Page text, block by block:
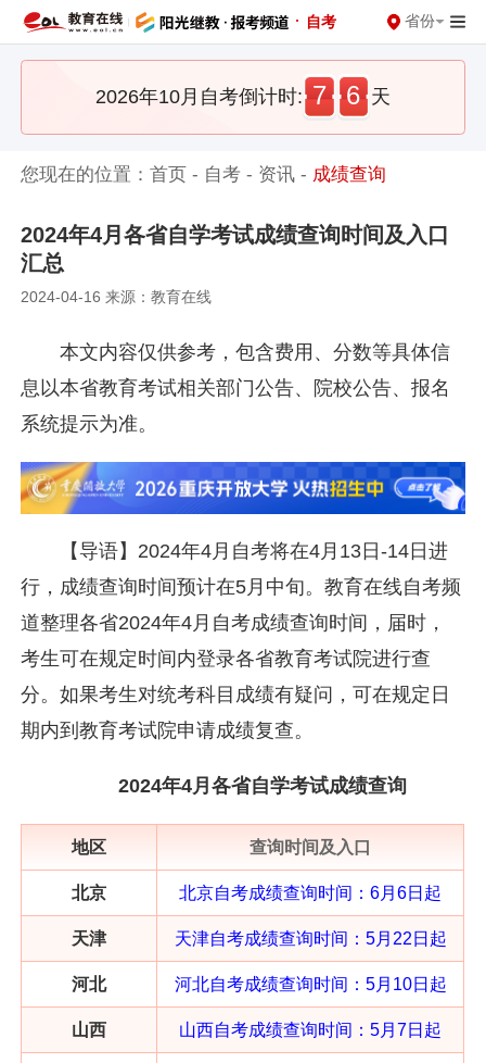
· 自考 省份
2026年10月自考倒计时: 7 6 天
您现在的位置：首页 - 自考 - 资讯 - 成绩查询
2024年4月各省自学考试成绩查询时间及入口
汇总
2024-04-16 来源：教育在线
本文内容仅供参考，包含费用、分数等具体信
息以本省教育考试相关部门公告、院校公告、报名
系统提示为准。
【导语】2024年4月自考将在4月13日-14日进
行，成绩查询时间预计在5月中旬。教育在线自考频
道整理各省2024年4月自考成绩查询时间，届时，
考生可在规定时间内登录各省教育考试院进行查
分。如果考生对统考科目成绩有疑问，可在规定日
期内到教育考试院申请成绩复查。
2024年4月各省自学考试成绩查询
地区 查询时间及入口
北京 北京自考成绩查询时间：6月6日起
天津 天津自考成绩查询时间： 5月22日起
河北 河北自考成绩查询时间： 5月10日起
山西 山西自考成绩查询时间：5月7日起